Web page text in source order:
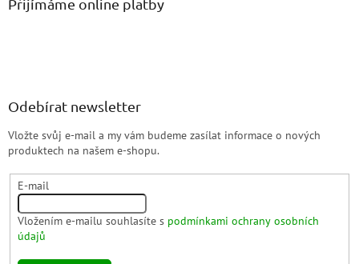
Odebírat newsletter
Vložte svůj e-mail a my vám budeme zasílat informace o nových
produktech na našem e-shopu.
E-mail
Vložením e-mailu souhlasíte s podmínkami ochrany osobních
údajů